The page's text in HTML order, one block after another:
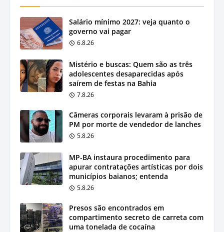
Salário mínimo 2027: veja quanto o
governo vai pagar
6.8.26
Mistério e buscas: Quem são as três
adolescentes desaparecidas após
saírem de festas na Bahia
7.8.26
Câmeras corporais levaram à prisão de
PM por morte de vendedor de lanches
5.8.26
MP-BA instaura procedimento para
apurar contratações artísticas por dois
municípios baianos; entenda
5.8.26
Presos são encontrados em
compartimento secreto de carreta com
uma tonelada de cocaína